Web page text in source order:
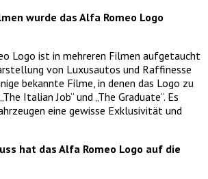
wurde das Alfa Romeo Logo
Logo ist in mehreren Filmen aufgetaucht
von Luxusautos und Raffinesse
bekannte Filme, in denen das Logo zu
Italian Job“ und „The Graduate“. Es
eine gewisse Exklusivität und
hat das Alfa Romeo Logo auf die